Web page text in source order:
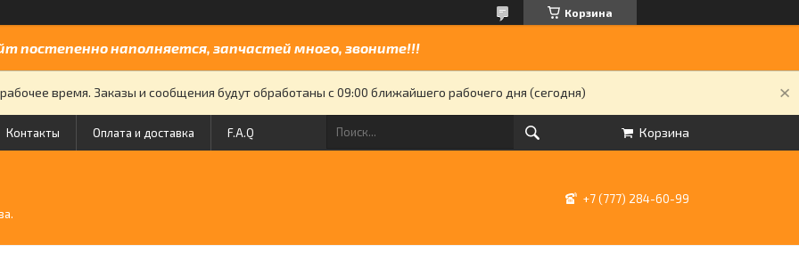
Корзина
постепенно наполняется, запчастей много, звоните!!!
время. Заказы и сообщения будут обработаны с 09:00 ближайшего рабочего дня (сегодня)
Контакты Оплата и доставка F.A.Q Корзина
+7 (777) 284-60-99